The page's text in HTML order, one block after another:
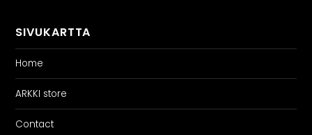
SIVUKARTTA
Home
ARKKI store
Contact